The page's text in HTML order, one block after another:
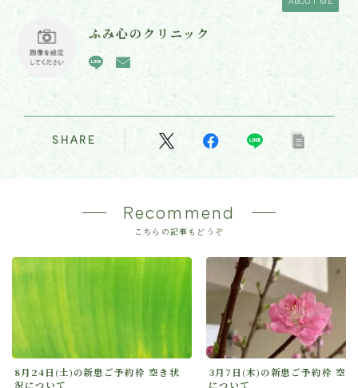
ふみ心のクリニック
SHARE
Recommend
こちらの記事もどうぞ
8月24日(土)の新患ご予約枠 空き状
況について
3月7日(木)の新患ご予約枠 空
について